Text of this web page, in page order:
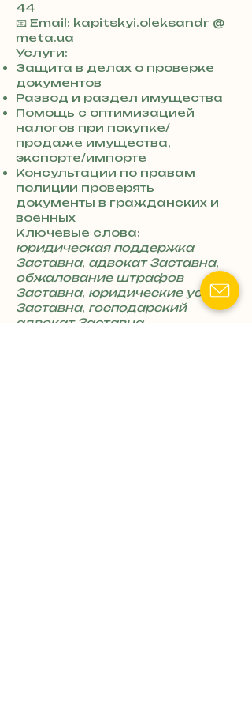
44
+
3
8
0
7
3
0
4
8
5
7
8
4
📧 Email: kapitskyi.oleksandr @
meta.ua
Услуги:
Защита в делах о проверке
документов
Развод и раздел имущества
Помощь с оптимизацией
налогов при покупке/
продаже имущества,
экспорте/импорте
Консультации по правам
полиции проверять
документы в гражданских и
военных
Ключевые слова:
юридическая поддержка
Заставна, адвокат Заставна,
обжалование штрафов
Заставна, юридические услуги
Заставна, господарский
адвокат Заставна